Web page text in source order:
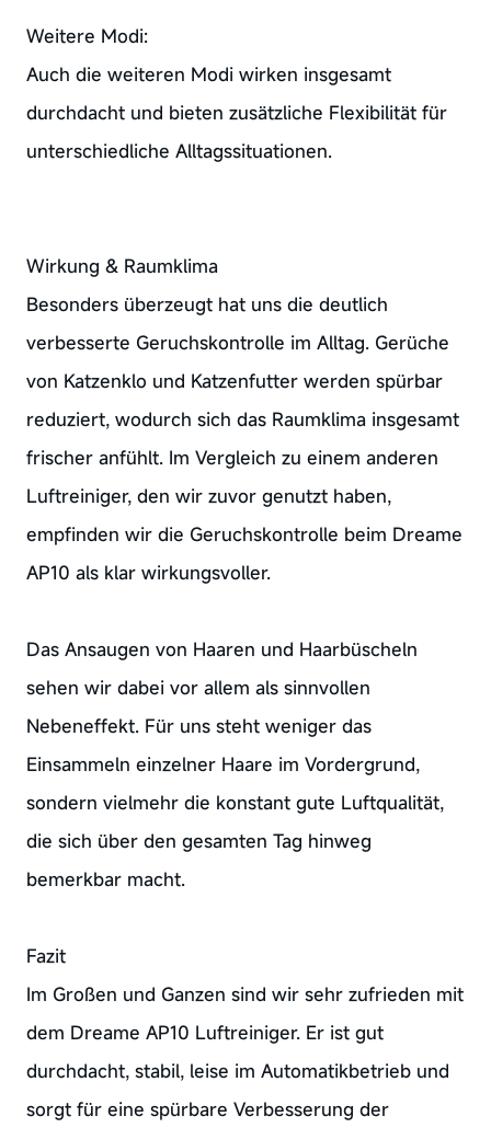
Weitere Modi:
Auch die weiteren Modi wirken insgesamt
durchdacht und bieten zusätzliche Flexibilität für
unterschiedliche Alltagssituationen.
Wirkung & Raumklima
Besonders überzeugt hat uns die deutlich
verbesserte Geruchskontrolle im Alltag. Gerüche
von Katzenklo und Katzenfutter werden spürbar
reduziert, wodurch sich das Raumklima insgesamt
frischer anfühlt. Im Vergleich zu einem anderen
Luftreiniger, den wir zuvor genutzt haben,
empfinden wir die Geruchskontrolle beim Dreame
AP10 als klar wirkungsvoller.
Das Ansaugen von Haaren und Haarbüscheln
sehen wir dabei vor allem als sinnvollen
Nebeneffekt. Für uns steht weniger das
Einsammeln einzelner Haare im Vordergrund,
sondern vielmehr die konstant gute Luftqualität,
die sich über den gesamten Tag hinweg
bemerkbar macht.
Fazit
Im Großen und Ganzen sind wir sehr zufrieden mit
dem Dreame AP10 Luftreiniger. Er ist gut
durchdacht, stabil, leise im Automatikbetrieb und
sorgt für eine spürbare Verbesserung der